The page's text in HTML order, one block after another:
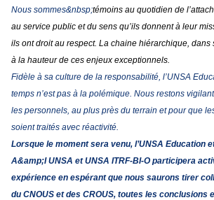
Nous sommes&nbsp;témoins au quotidien de
au service public et du sens qu’ils donnent à leur
ils ont droit au respect. La chaine hiérarchique, dans
à la hauteur de ces enjeux exceptionnels.
Fidèle à sa culture de la responsabilité, l’UNSA
temps n’est pas à la polémique. Nous restons
les personnels, au plus près du terrain et pour que
soient traités avec réactivité.
Lorsque le moment sera venu, l’UNSA Education
A&amp;I UNSA et UNSA ITRF-BI-O participera
expérience en espérant que nous saurons tirer
du CNOUS et des CROUS, toutes les conclusions